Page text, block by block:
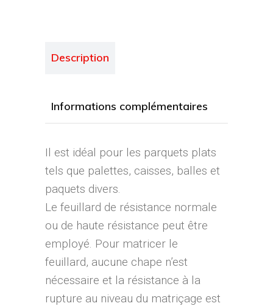
Description
Informations complémentaires
Il est idéal pour les parquets plats
tels que palettes, caisses, balles et
paquets divers.
Le feuillard de résistance normale
ou de haute résistance peut être
employé. Pour matricer le
feuillard, aucune chape n’est
nécessaire et la résistance à la
rupture au niveau du matriçage est